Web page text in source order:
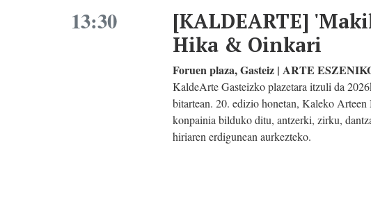
13:30
[KALDEARTE]
Hika & Oinkari
Foruen plaza, Gasteiz | ARTE
KaldeArte Gasteizko plazetara itzuli da
bitartean. 20. edizio honetan, Kaleko
konpainia bilduko ditu, antzerki, zirku,
hiriaren erdigunean aurkezteko.